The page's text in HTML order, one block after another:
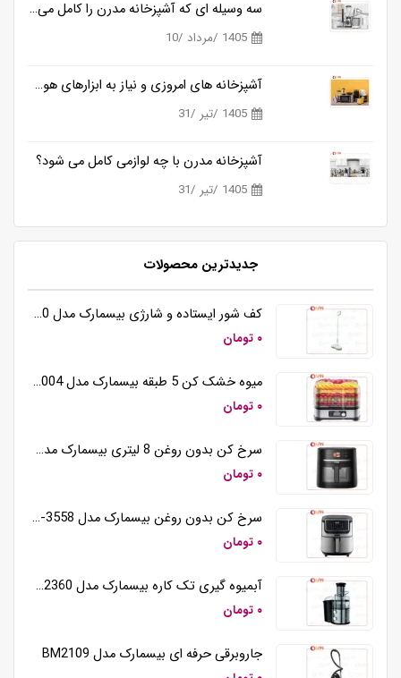
سه وسیله ای که آشپزخانه مدرن را کامل می کنند
1405 /مرداد /10
آشپزخانه های امروزی و نیاز به ابزارهای هوشمندتر
1405 /تیر /31
آشپزخانه مدرن با چه لوازمی کامل می شود؟
1405 /تیر /31
جدیدترین محصولات
کف شور ایستاده و شارژی بیسمارک مدل BM5510
۰ تومان
میوه خشک کن 5 طبقه بیسمارک مدل BM3004
۰ تومان
سرخ کن بدون روغن 8 لیتری بیسمارک مدل BM3570
۰ تومان
سرخ کن بدون روغن بیسمارک مدل BM-3558
۰ تومان
آبمیوه گیری تک کاره بیسمارک مدل BM2360
۰ تومان
جاروبرقی حرفه ای بیسمارک مدل BM2109